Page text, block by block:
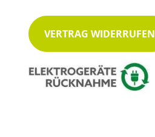
VERTRAG WIDERRUFEN